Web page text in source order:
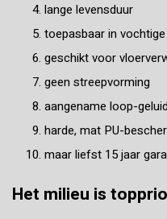
lange levensduur
toepasbaar in
geschikt voor
geen streepvorming
aangename loop-
harde, mat PU-
maar liefst 15 jaar
Het milieu is